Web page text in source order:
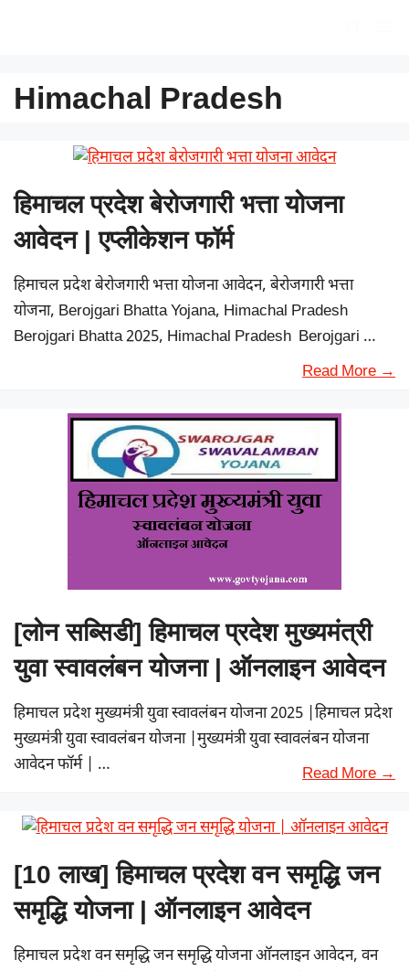
Himachal Pradesh
हिमाचल प्रदेश बेरोजगारी भत्ता योजना
आवेदन | एप्लीकेशन फॉर्म
हिमाचल प्रदेश बेरोजगारी भत्ता योजना आवेदन, बेरोजगारी भत्ता
योजना, Berojgari Bhatta Yojana, Himachal Pradesh
Berojgari Bhatta 2025, Himachal Pradesh Berojgari …
Read More →
[लोन सब्सिडी] हिमाचल प्रदेश मुख्यमंत्री
युवा स्वावलंबन योजना | ऑनलाइन आवेदन
हिमाचल प्रदेश मुख्यमंत्री युवा स्वावलंबन योजना 2025 |हिमाचल प्रदेश
मुख्यमंत्री युवा स्वावलंबन योजना |मुख्यमंत्री युवा स्वावलंबन योजना
आवेदन फॉर्म | …
Read More →
[10 लाख] हिमाचल प्रदेश वन समृद्धि जन
समृद्धि योजना | ऑनलाइन आवेदन
हिमाचल प्रदेश वन समृद्धि जन समृद्धि योजना ऑनलाइन आवेदन, वन